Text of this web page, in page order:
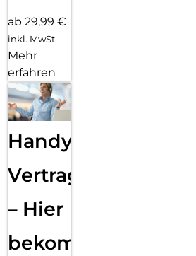
ab 29,99 €
inkl. MwSt.
Mehr
erfahren
Handy
Vertragsabwicklung
– Hier
bekommst